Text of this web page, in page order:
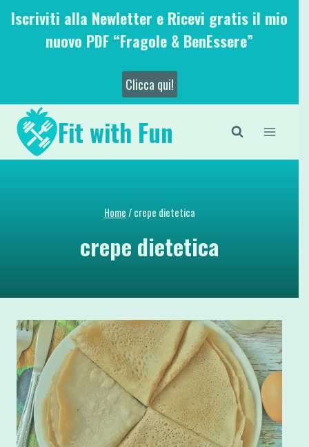
SaltaIscriviti alla Newletter e Ricevi gratis il mio
nuovo PDF “Fragole & BenEssere”
Clicca qui!
Fit with Fun
Home/ crepe dietetica
crepe dietetica